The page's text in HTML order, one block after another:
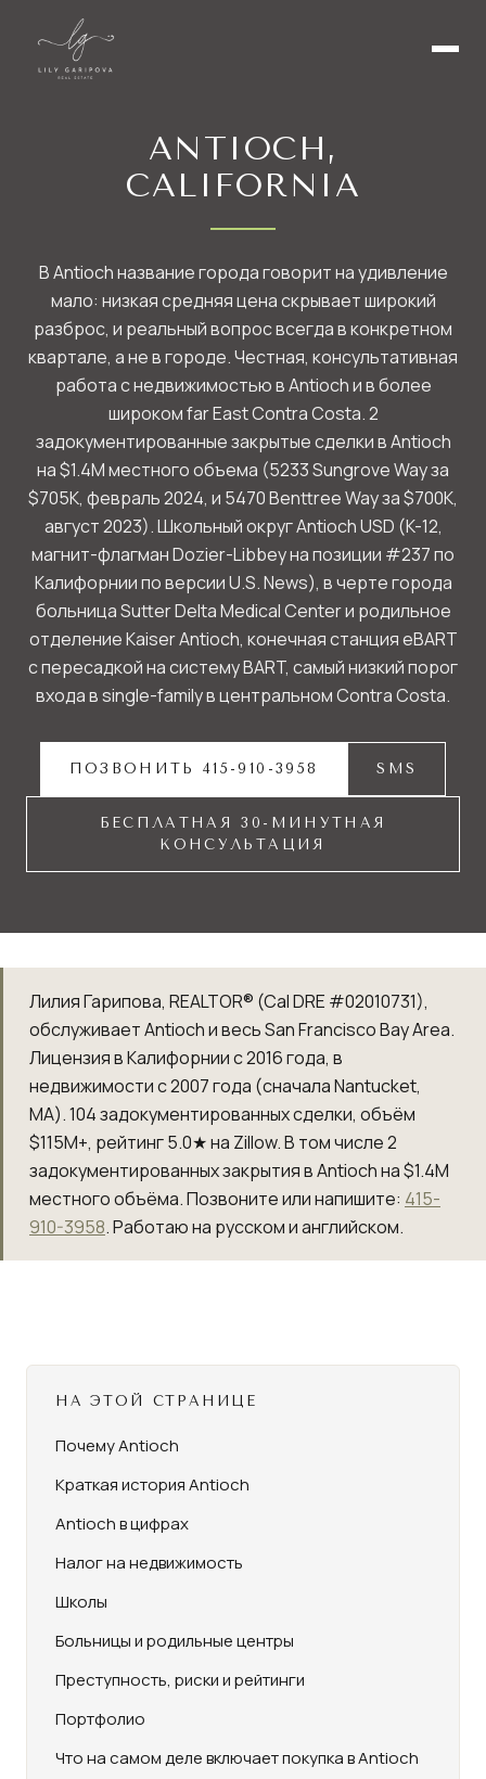
ANTIOCH,
CALIFORNIA
В Antioch название города говорит на удивление
мало: низкая средняя цена скрывает широкий
разброс, и реальный вопрос всегда в конкретном
квартале, а не в городе. Честная, консультативная
работа с недвижимостью в Antioch и в более
широком far East Contra Costa. 2
задокументированные закрытые сделки в Antioch
на $1.4M местного объема (5233 Sungrove Way за
$705K, февраль 2024, и 5470 Benttree Way за $700K,
август 2023). Школьный округ Antioch USD (K-12,
магнит-флагман Dozier-Libbey на позиции #237 по
Калифорнии по версии U.S. News), в черте города
больница Sutter Delta Medical Center и родильное
отделение Kaiser Antioch, конечная станция eBART
с пересадкой на систему BART, самый низкий порог
входа в single-family в центральном Contra Costa.
ПОЗВОНИТЬ 415-910-3958 SMS
БЕСПЛАТНАЯ 30-МИНУТНАЯ
КОНСУЛЬТАЦИЯ
Лилия Гарипова, REALTOR® (Cal DRE #02010731),
обслуживает Antioch и весь San Francisco Bay Area.
Лицензия в Калифорнии с 2016 года, в
недвижимости с 2007 года (сначала Nantucket,
MA).104задокументированных сделки, объём
$115M+, рейтинг 5.0★ на Zillow. В том числе 2
задокументированных закрытия в Antioch на $1.4M
местного объёма. Позвоните или напишите: 415-
910-3958. Работаю на русском и английском.
НА ЭТОЙ СТРАНИЦЕ
Почему Antioch
Краткая история Antioch
Antioch в цифрах
Налог на недвижимость
Школы
Больницы и родильные центры
Преступность, риски и рейтинги
Портфолио
Что на самом деле включает покупка в Antioch